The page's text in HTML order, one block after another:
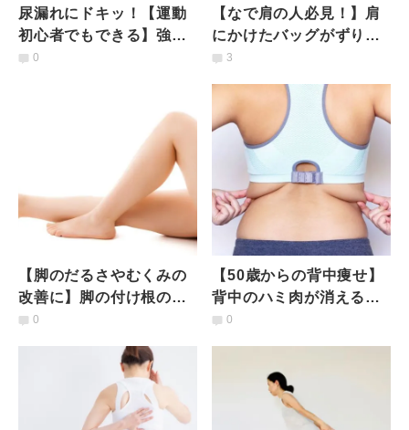
尿漏れにドキッ！【運動
初心者でもできる】強度
別骨盤底筋トレーニング
0
【なで肩の人必見！】肩
にかけたバッグがずり落
ちるときに試してほし
「思考術」
3
【脚のだるさやむくみの
改善に】脚の付け根のリ
ンパを上手に流せる脚ス
0
【50歳からの背中痩せ】
背中のハミ肉が消える！
寝たまま肩甲骨を動かす
0